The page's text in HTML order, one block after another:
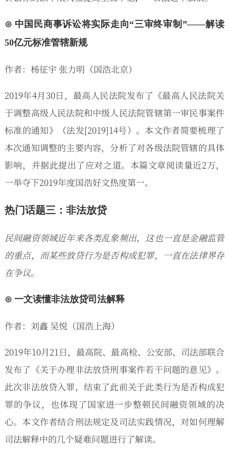
⊙ 中国民商事诉讼将实际走向“三审终审制”——解读
50亿元标准管辖新规
作者：杨征宇 张力明（国浩北京）
2019年4月30日，最高人民法院发布了《最高人民法院关
于调整高级人民法院和中级人民法院管辖第一审民事案件
标准的通知》（法发[2019]14号）。本文作者简要梳理了
本次通知调整的主要内容，分析了对各级法院管辖的具体
影响，并据此提出了应对之道。本篇文章阅读量近2万，
一举夺下2019年度国浩好文热度第一。
热门话题三：非法放贷
民间融资领域近年来各类乱象频出，这也一直是金融监管
的重点，而某些放贷行为是否构成犯罪，一直在法律界存
在争议。
⊙ 一文读懂非法放贷司法解释
作者：刘鑫 吴悦（国浩上海）
2019年10月21日，最高院、最高检、公安部、司法部联合
发布了《关于办理非法放贷刑事案件若干问题的意见》。
此次非法放贷入罪，结束了此前关于此类行为是否构成犯
罪的争议，也体现了国家进一步整顿民间融资领域的决
心。本文作者结合刑法规定及司法实践情况，对如何理解
司法解释中的几个疑难问题进行了解读。